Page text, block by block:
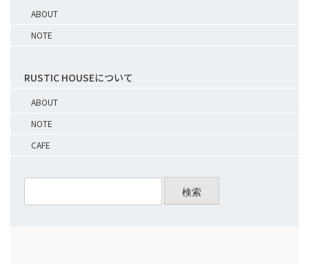
ABOUT
NOTE
RUSTIC HOUSEについて
ABOUT
NOTE
CAFE
検索